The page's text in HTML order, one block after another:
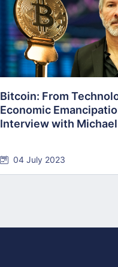
Bitcoin: From
Economic
Interview with
04 July 2023